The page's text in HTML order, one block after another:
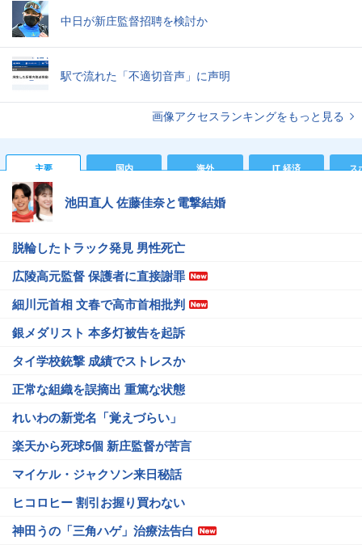
中日が新庄監督招聘を検討か
駅で流れた「不適切音声」に声明
画像アクセスランキングをもっと見る
主要 国内 海外 IT 経済 ス
池田直人 佐藤佳奈と電撃結婚
脱輪したトラック発見 男性死亡
広陵高元監督 保護者に直接謝罪
細川元首相 文春で高市首相批判
銀メダリスト 本多灯被告を起訴
タイ学校銃撃 成績でストレスか
正常な組織を誤摘出 重篤な状態
れいわの新党名「覚えづらい」
楽天から死球5個 新庄監督が苦言
マイケル・ジャクソン来日秘話
ヒコロヒー 割引お握り買わない
神田うの「三角ハゲ」治療法告白